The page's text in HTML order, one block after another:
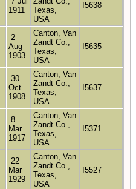
1911
Texas,
USA
I5638
2
Aug
1903
Canton, Van
Zandt Co.,
Texas,
USA
I5635
30
Oct
1908
Canton, Van
Zandt Co.,
Texas,
USA
I5637
8
Mar
1917
Canton, Van
Zandt Co.,
Texas,
USA
I5371
22
Mar
1929
Canton, Van
Zandt Co.,
Texas,
USA
I5527